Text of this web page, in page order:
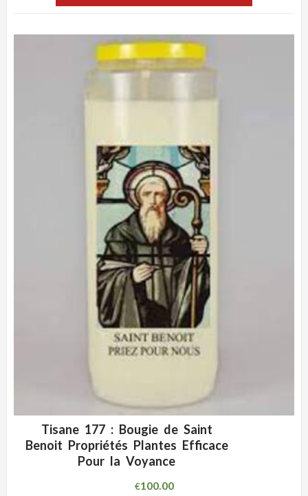
ADD WISHLIST
Tisane 177 : Bougie de Saint
Benoit Propriétés Plantes Efficace
Pour la Voyance
€100.00